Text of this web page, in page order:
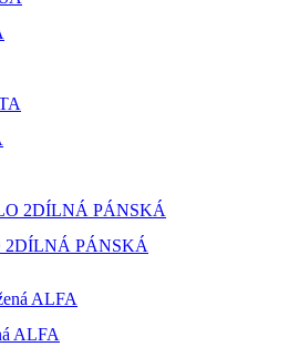
2DÍLNÁ PÁNSKÁ
ALFA